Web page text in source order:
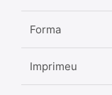
Forma
Imprimeu